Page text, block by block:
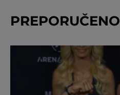
PREPORUČENO